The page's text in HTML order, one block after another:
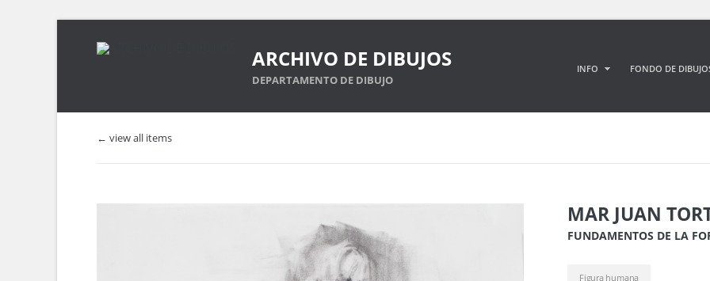
ARCHIVO DE DIBUJOS
DEPARTAMENTO DE DIBUJO
INFO FONDO DE
← view all items
MAR JUAN
FUNDAMENTOS DE LA
Figura humana